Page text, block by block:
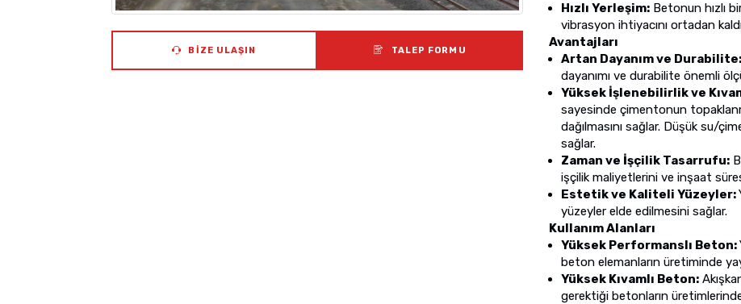
BIZE ULAŞIN TALEP FORMU
Hızlı Yerleşim: Betonun hızlı
vibrasyon ihtiyacını ortadan
Avantajları
Artan Dayanım ve Durabilite:
dayanımı ve durabilite önemli
Yüksek İşlenebilirlik ve
sayesinde çimentonun
dağılmasını sağlar. Düşük su/
sağlar.
Zaman ve İşçilik Tasarrufu:
işçilik maliyetlerini ve inşaat
Estetik ve Kaliteli Yüzeyler:
yüzeyler elde edilmesini sağlar.
Kullanım Alanları
Yüksek Performanslı Beton:
beton elemanların üretiminde
Yüksek Kıvamlı Beton:
gerektiği betonların üretimlerinde